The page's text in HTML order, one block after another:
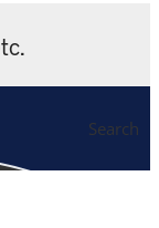
Search